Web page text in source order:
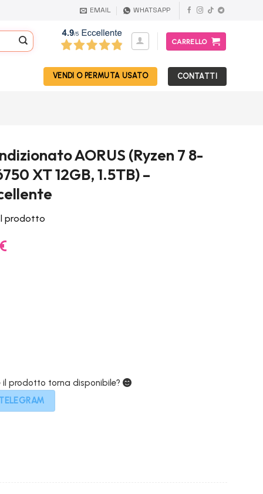
EMAIL WHATSAPP
CARRELLO
VENDI O PERMUTA USATO CONTATTI
AORUS (Ryzen 7 8-
XT 12GB, 1.5TB) –
prodotto
Il
prezzo
il prodotto torna disponibile?